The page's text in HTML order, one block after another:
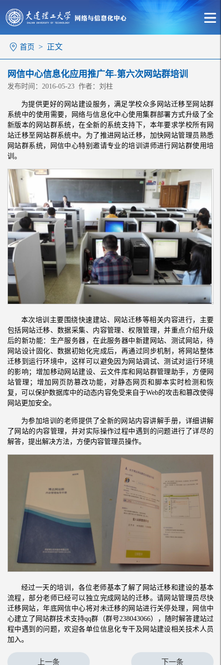
首页 > 正文
网信中心信息化应用推广年-第六次网站群培训
发布时间：2016-05-23 作者：刘柱
为提供更好的网站建设服务，满足学校众多网站迁移至网站群
系统中的使用需要，网络与信息化中心使用集群部署方式升级了全
新版本的网站群系统，在全新的系统支持下，本年要求学校所有网
站迁移至网站群系统中。为了推进网站迁移，加快网站管理员熟悉
网站群系统，网信中心特别邀请专业的培训讲师进行网站群使用培
训。
本次培训主要围绕快速建站、网站迁移等相关内容进行，主要
包括网站迁移、数据采集、内容管理、权限管理，并重点介绍升级
后的新功能：生产服务器，在此服务器中新建网站、测试网站，待
网站设计固化、数据初始化完成后，再通过同步机制，将网站整体
迁移到运行环境中，这样可以避免因为网站调试、测试对运行环境
的影响；增加移动网站建设、云文件库和网站群管理助手，方便网
站管理；增加网页防篡改功能，对静态网页和脚本实时检测和恢
复，可以保护数据库中的动态内容免受来自于Web的攻击和篡改使得
网站更加安全。
为参加培训的老师提供了全新的网站内容讲解手册，详细讲解
了网站的内容管理，并对实际操作过程中遇到的问题进行了详尽的
解答，提出解决方法，方便内容管理员操作。
经过一天的培训，各位老师基本了解了网站迁移和建设的基本
流程，部分老师已经可以独立完成网站的迁移。请网站管理员尽快
迁移网站，年底网信中心将对未迁移的网站进行关停处理，网信中
心建立了网站群技术支持qq群（群号238043066），随时解答建站过
程中遇到的问题，欢迎各单位信息化专干及网站建设相关技术人员
加入。
上一条 下一条